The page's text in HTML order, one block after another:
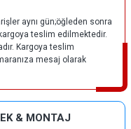
aynı gün;öğleden sonra
teslim edilmektedir.
Kargoya teslim
mesaj olarak
& MONTAJ